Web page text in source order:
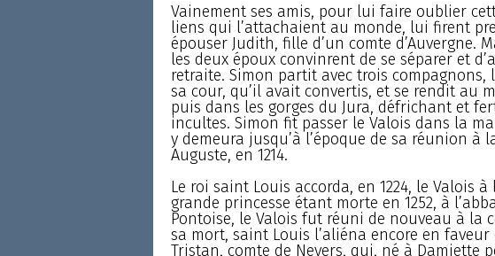
Vainement ses amis, pour lui faire oublier
liens qui l’attachaient au monde, lui firent
épouser Judith, fille d’un comte d’Auvergne.
les deux époux convinrent de se séparer et
retraite. Simon partit avec trois
sa cour, qu’il avait convertis, et se rendit au
puis dans les gorges du Jura, défrichant et
incultes. Simon fit passer le Valois dans la
y demeura jusqu’à l’époque de sa réunion à
Auguste, en 1214.
Le roi saint Louis accorda, en 1224, le Valois
grande princesse étant morte en 1252, à
Pontoise, le Valois fut réuni de nouveau à la
sa mort, saint Louis l’aliéna encore en
Tristan, comte de Nevers, qui, né à Damiette